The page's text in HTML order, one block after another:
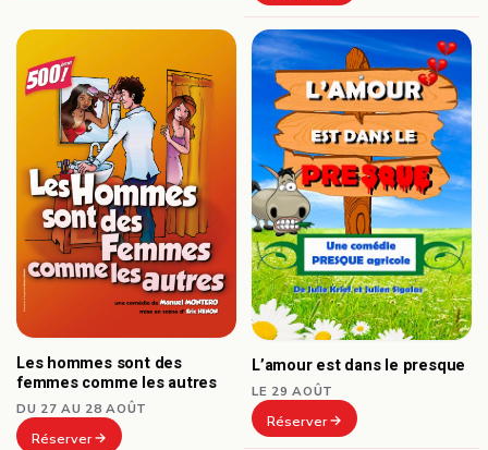
Les hommes sont des
femmes comme les autres
DU 27 AU 28 AOÛT
Réserver
L’amour est dans le presque
LE 29 AOÛT
Réserver